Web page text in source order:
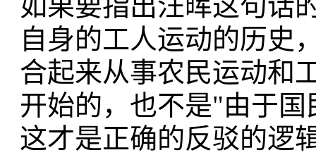
如果要指出汪晖这句话
自身的工人运动的历史
合起来从事农民运动和
开始的，也不是"由于
这才是正确的反驳的逻